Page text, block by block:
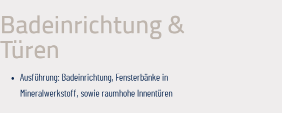
Badeinrichtung &
Türen
Ausführung: Badeinrichtung, Fensterbänke in
Mineralwerkstoff, sowie raumhohe Innentüren